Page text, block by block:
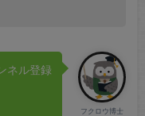
フクロウ博士
ネル登録